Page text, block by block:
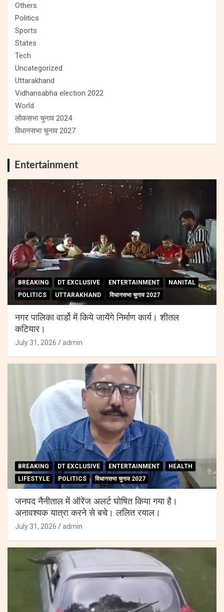
Others
Politics
Sports
States
Tech
Uncategorized
Uttarakhand
Vidhansabha election 2022
World
लोकसभा चुनाव 2024
विधानसभा चुनाव 2027
Entertainment
BREAKING DT EXCLUSIVE ENTERTAINMENT
NANITAL
POLITICS
UTTARAKHAND विधानसभा चुनाव 2027
नगर पालिका वार्डो में किये जायेंगे निर्माण कार्य। शीतल
कटियार।
July 31, 2026 admin
BREAKING DT EXCLUSIVE ENTERTAINMENT
HEALTH
LIFESTYLE
POLITICS विधानसभा चुनाव 2027
जनपद नैनीताल में ऑरेंज अलर्ट घोषित किया गया है।
अनावश्यक यात्रा करने से बचे। ललित रयाल।
July 31, 2026 admin